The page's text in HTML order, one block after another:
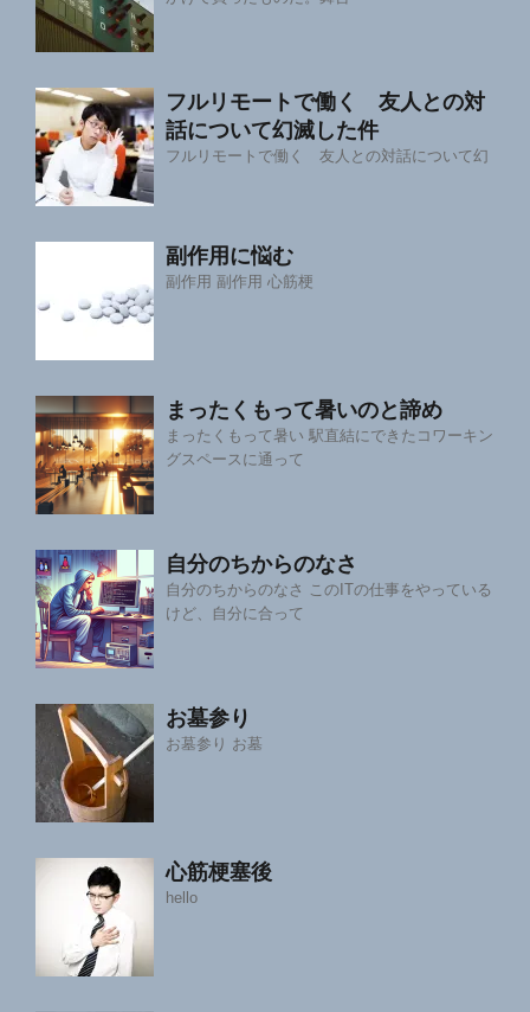
フルリモートで働く 友人との対
話について幻滅した件
フルリモートで働く 友人との対話について幻
副作用に悩む
副作用 副作用 心筋梗
まったくもって暑いのと諦め
まったくもって暑い 駅直結にできたコワーキン
グスペースに通って
自分のちからのなさ
自分のちからのなさ このITの仕事をやっている
けど、自分に合って
お墓参り
お墓参り お墓
心筋梗塞後
hello